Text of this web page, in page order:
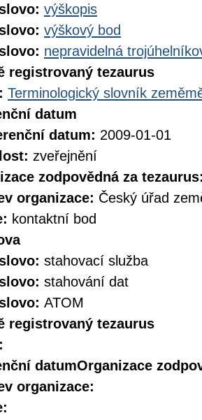
výškopis
výškový bod
nepravidelná
registrovaný tezaurus
Terminologický slovník
datum
datum: 2009-01-01
zveřejnění
zodpovědná za
organizace: Český úřad
kontaktní bod
stahovací služba
stahování dat
ATOM
registrovaný tezaurus
datumOrganizace
organizace: